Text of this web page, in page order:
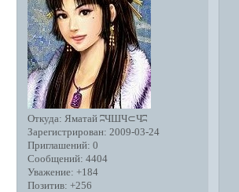
Откуда: Яматай ʭЧШЧ⊂Чʭ
Зарегистрирован: 2009-03-24
Приглашений: 0
Сообщений: 4404
Уважение: +184
Позитив: +256